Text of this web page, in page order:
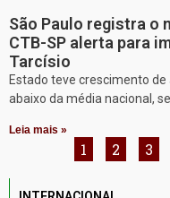
São Paulo registra o
CTB-SP alerta para
Tarcísio
Estado teve crescimento
abaixo da média nacional,
Leia mais »
1 2 3